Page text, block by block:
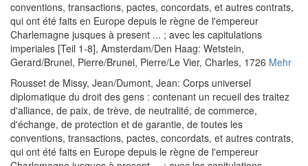
conventions, transactions, pactes, concordats, et autres contrats,
qui ont été faits en Europe depuis le règne de l'empereur
Charlemagne jusques à present ... ; avec les capitulations
imperiales [Teil 1-8], Amsterdam/Den Haag: Wetstein,
Gerard/Brunel, Pierre/Brunel, Pierre/Le Vier, Charles, 1726 Mehr
Rousset de Missy, Jean/Dumont, Jean: Corps universel
diplomatique du droit des gens : contenant un recueil des traitez
d'alliance, de paix, de trève, de neutralité, de commerce,
d'échange, de protection et de garantie, de toutes les
conventions, transactions, pactes, concordats, et autres contrats,
qui ont été faits en Europe depuis le règne de l'empereur